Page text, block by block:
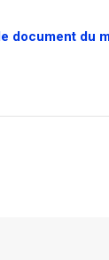
document du